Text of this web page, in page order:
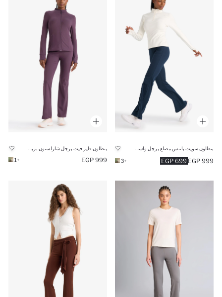
بنطلون سويت بانتس مضلع برجل واسع شارلستون وخصر عالي من DeFactoFit
699 EGP 999 EGP
+3
بنطلون فلير فيت برجل شارلستون بريميوم ملمس ناعم من DeFactoFit
999 EGP
+1